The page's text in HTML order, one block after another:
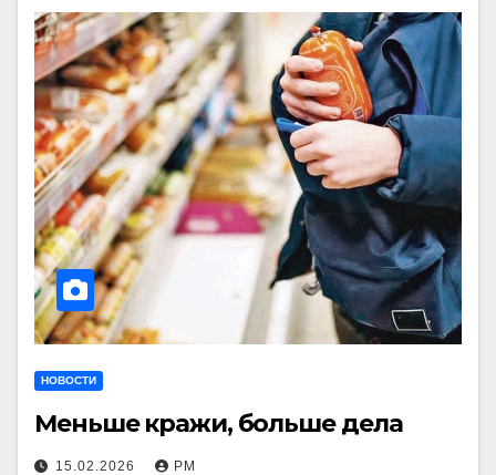
НОВОСТИ
Меньше кражи, больше дела
15.02.2026 РМ